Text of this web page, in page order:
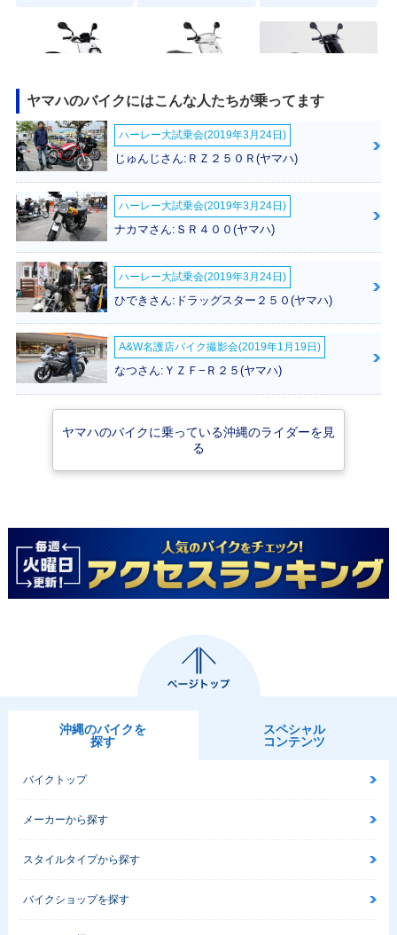
2008年 GEAR・フ
ルモデルチェンジ
2006年 GEAR・マ
イナーチェンジ
2003年 GEAR Bla
ck Edition・特別・
限定仕様
2000年 GEAR・マ
イナーチェンジ
1996年 GEAR・マ
イナーチェンジ
1994年 GEAR・新
登場
ヤマハのバイクにはこんな人たちが乗ってます
ハーレー大試乗会(2019年3月24日)
じゅんじさん:ＲＺ２５０Ｒ(ヤマハ)
ハーレー大試乗会(2019年3月24日)
ナカマさん:ＳＲ４００(ヤマハ)
ハーレー大試乗会(2019年3月24日)
ひできさん:ドラッグスター２５０(ヤマハ)
A&W名護店バイク撮影会(2019年1月19日)
なつさん:ＹＺＦ−Ｒ２５(ヤマハ)
ヤマハのバイクに乗っている沖縄のライダーを見
る
沖縄のバイクを
探す
スペシャル
コンテンツ
バイクトップ
メーカーから探す
スタイルタイプから探す
バイクショップを探す